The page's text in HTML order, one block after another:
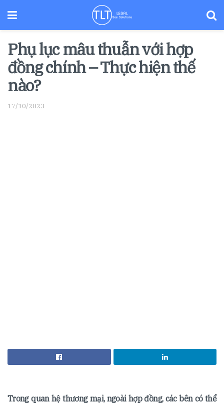
Phụ lục mâu thuẫn với hợp
đồng chính – Thực hiện thế
nào?
17/10/2023
Trong quan hệ thương mại, ngoài hợp đồng, các bên có thể